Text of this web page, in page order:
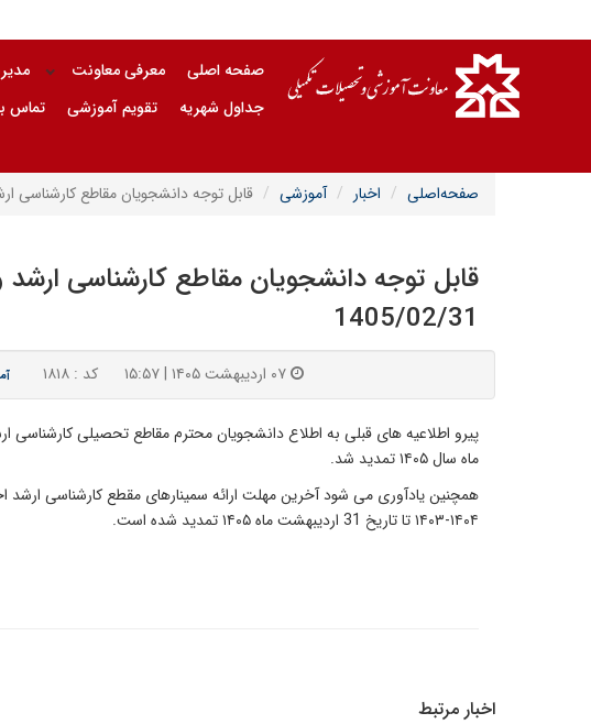
صفحه اصلی معرفی معاونت
جداول شهریه
تقویم آموزشی تماس
صفحه‌اصلی اخبار آموزشی قابل توجه دانشجویان مقاطع کارشناسی ارشد
قابل توجه دانشجویان مقاطع کارشناسی ارشد
1405/02/31
۰۷ اردیبهشت ۱۴۰۵ | ۱۵:۵۷ کد : ۱۸۱۸
ماه سال ۱۴۰۵ تمدید شد.
۱۴۰۴-۱۴۰۳ تا تاریخ 31 اردیبهشت ماه ۱۴۰۵ تمدید شده است.
اخبار مرتبط